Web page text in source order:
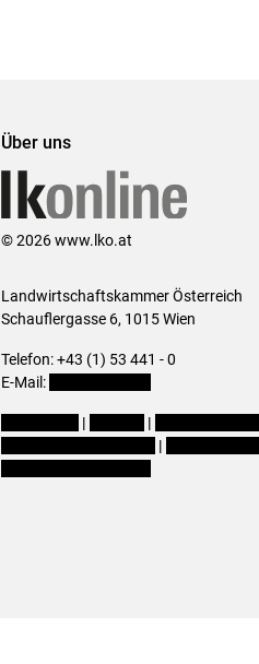
Über uns
© 2026 www.lko.at
Landwirtschaftskammer Österreich
Schauflergasse 6, 1015 Wien
Telefon:+43 (1) 53 441 - 0
E-Mail:
| |
|